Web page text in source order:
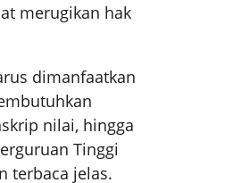
merugikan hak
dimanfaatkan
nilai, hingga
Tinggi
terbaca jelas.